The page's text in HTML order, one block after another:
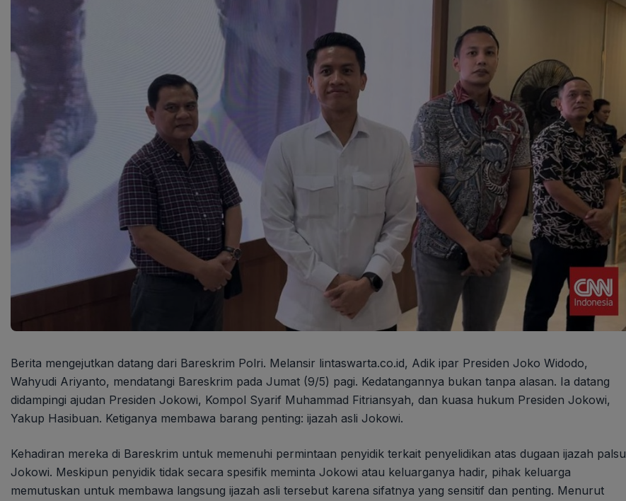
Berita mengejutkan datang dari Bareskrim Polri. Melansir lintaswarta.co.id, Adik ipar Presiden Joko Widodo,
Wahyudi Ariyanto, mendatangi Bareskrim pada Jumat (9/5) pagi. Kedatangannya bukan tanpa alasan. Ia datang
didampingi ajudan Presiden Jokowi, Kompol Syarif Muhammad Fitriansyah, dan kuasa hukum Presiden Jokowi,
Yakup Hasibuan. Ketiganya membawa barang penting: ijazah asli Jokowi.
Kehadiran mereka di Bareskrim untuk memenuhi permintaan penyidik terkait penyelidikan atas dugaan ijazah palsu
Jokowi. Meskipun penyidik tidak secara spesifik meminta Jokowi atau keluarganya hadir, pihak keluarga
memutuskan untuk membawa langsung ijazah asli tersebut karena sifatnya yang sensitif dan penting. Menurut